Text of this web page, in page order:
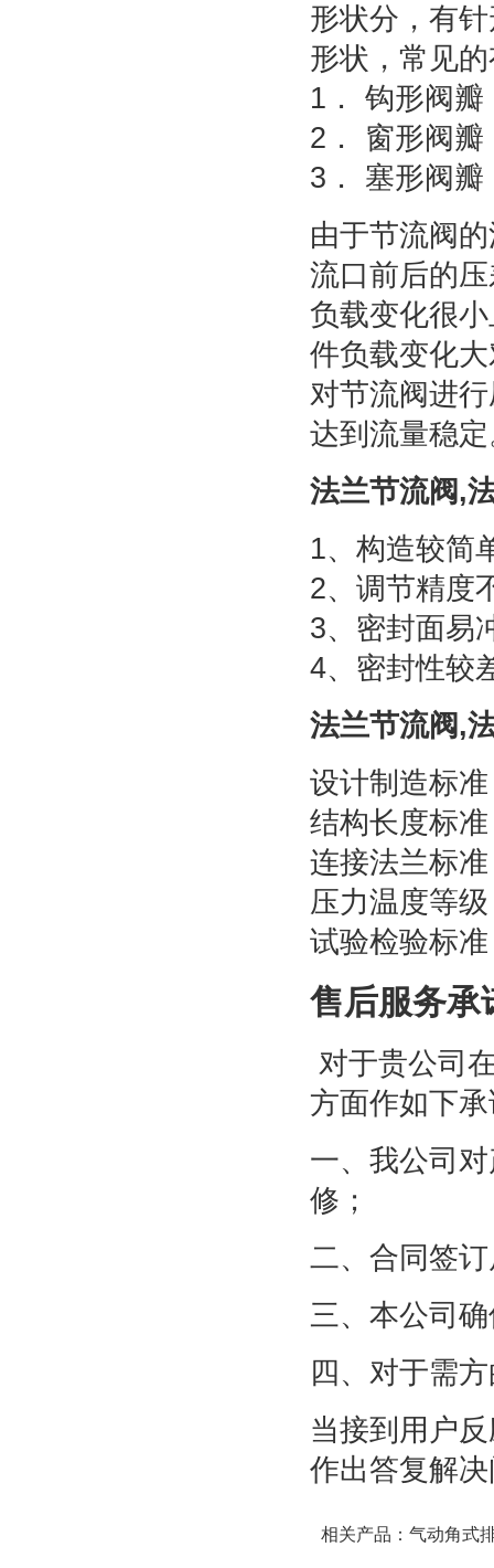
形状分，有
形状，常见
1． 钩形阀
2． 窗形阀
3． 塞形阀
由于节流阀
流口前后的
负载变化很
件负载变化
对节流阀进
达到流量稳
法兰节流阀,
1、构造较简
2、调节精度
3、密封面易
4、密封性较
法兰节流阀,
设计制造标
结构长度标
连接法兰标
压力温度等
试验检验标
售后服务承
对于贵公司
方面作如下
一、我公司
修；
二、合同签
三、本公司
四、对于需
当接到用户
作出答复解
相关产品： 气动角式